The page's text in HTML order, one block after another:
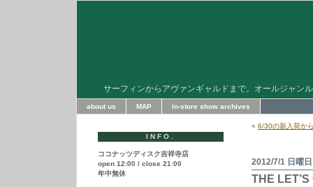
サーフィンからアヴァンギャルドまで。オールジャン
about us MAP in-store show archives
« 6/30の新入荷か
2012/7/1 日曜日
THE
INFO.
ココナッツディスク吉祥寺店
open 12:00 / close 21:00
年中無休